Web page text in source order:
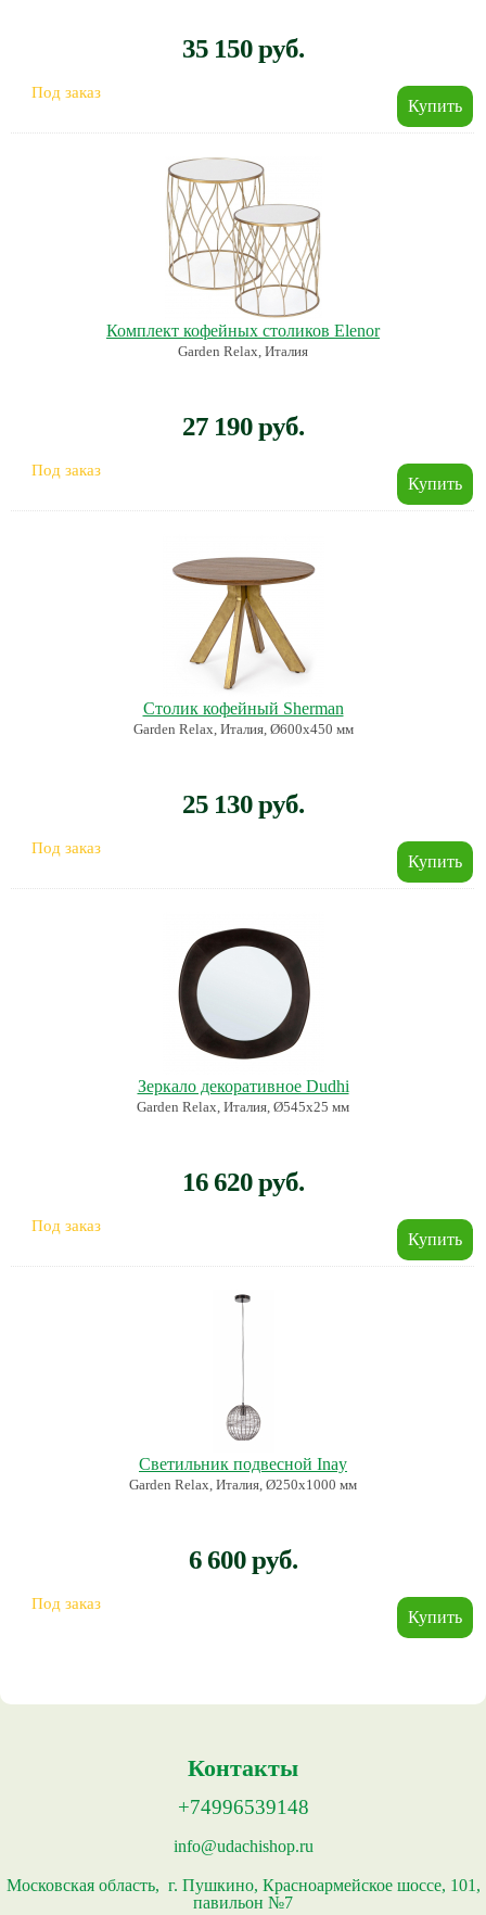
35 150 руб.
Под заказ
Комплект кофейных столиков Elenor
Garden Relax, Италия
27 190 руб.
Под заказ
Столик кофейный Sherman
Garden Relax, Италия, Ø600х450 мм
25 130 руб.
Под заказ
Зеркало декоративное Dudhi
Garden Relax, Италия, Ø545x25 мм
16 620 руб.
Под заказ
Светильник подвесной Inay
Garden Relax, Италия, Ø250х1000 мм
6 600 руб.
Под заказ
Контакты
+74996539148
info@udachishop.ru
Московская область, г. Пушкино, Красноармейское шоссе, 101,
павильон №7